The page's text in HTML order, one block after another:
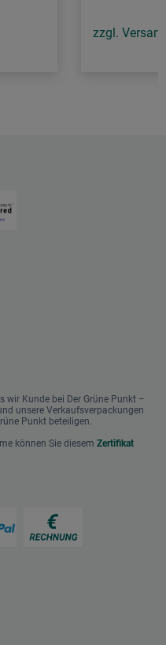
zzgl.
wir Kunde bei Der Grüne Punkt –
unsere Verkaufsverpackungen
Punkt beteiligen.
können Sie diesem Zertifikat